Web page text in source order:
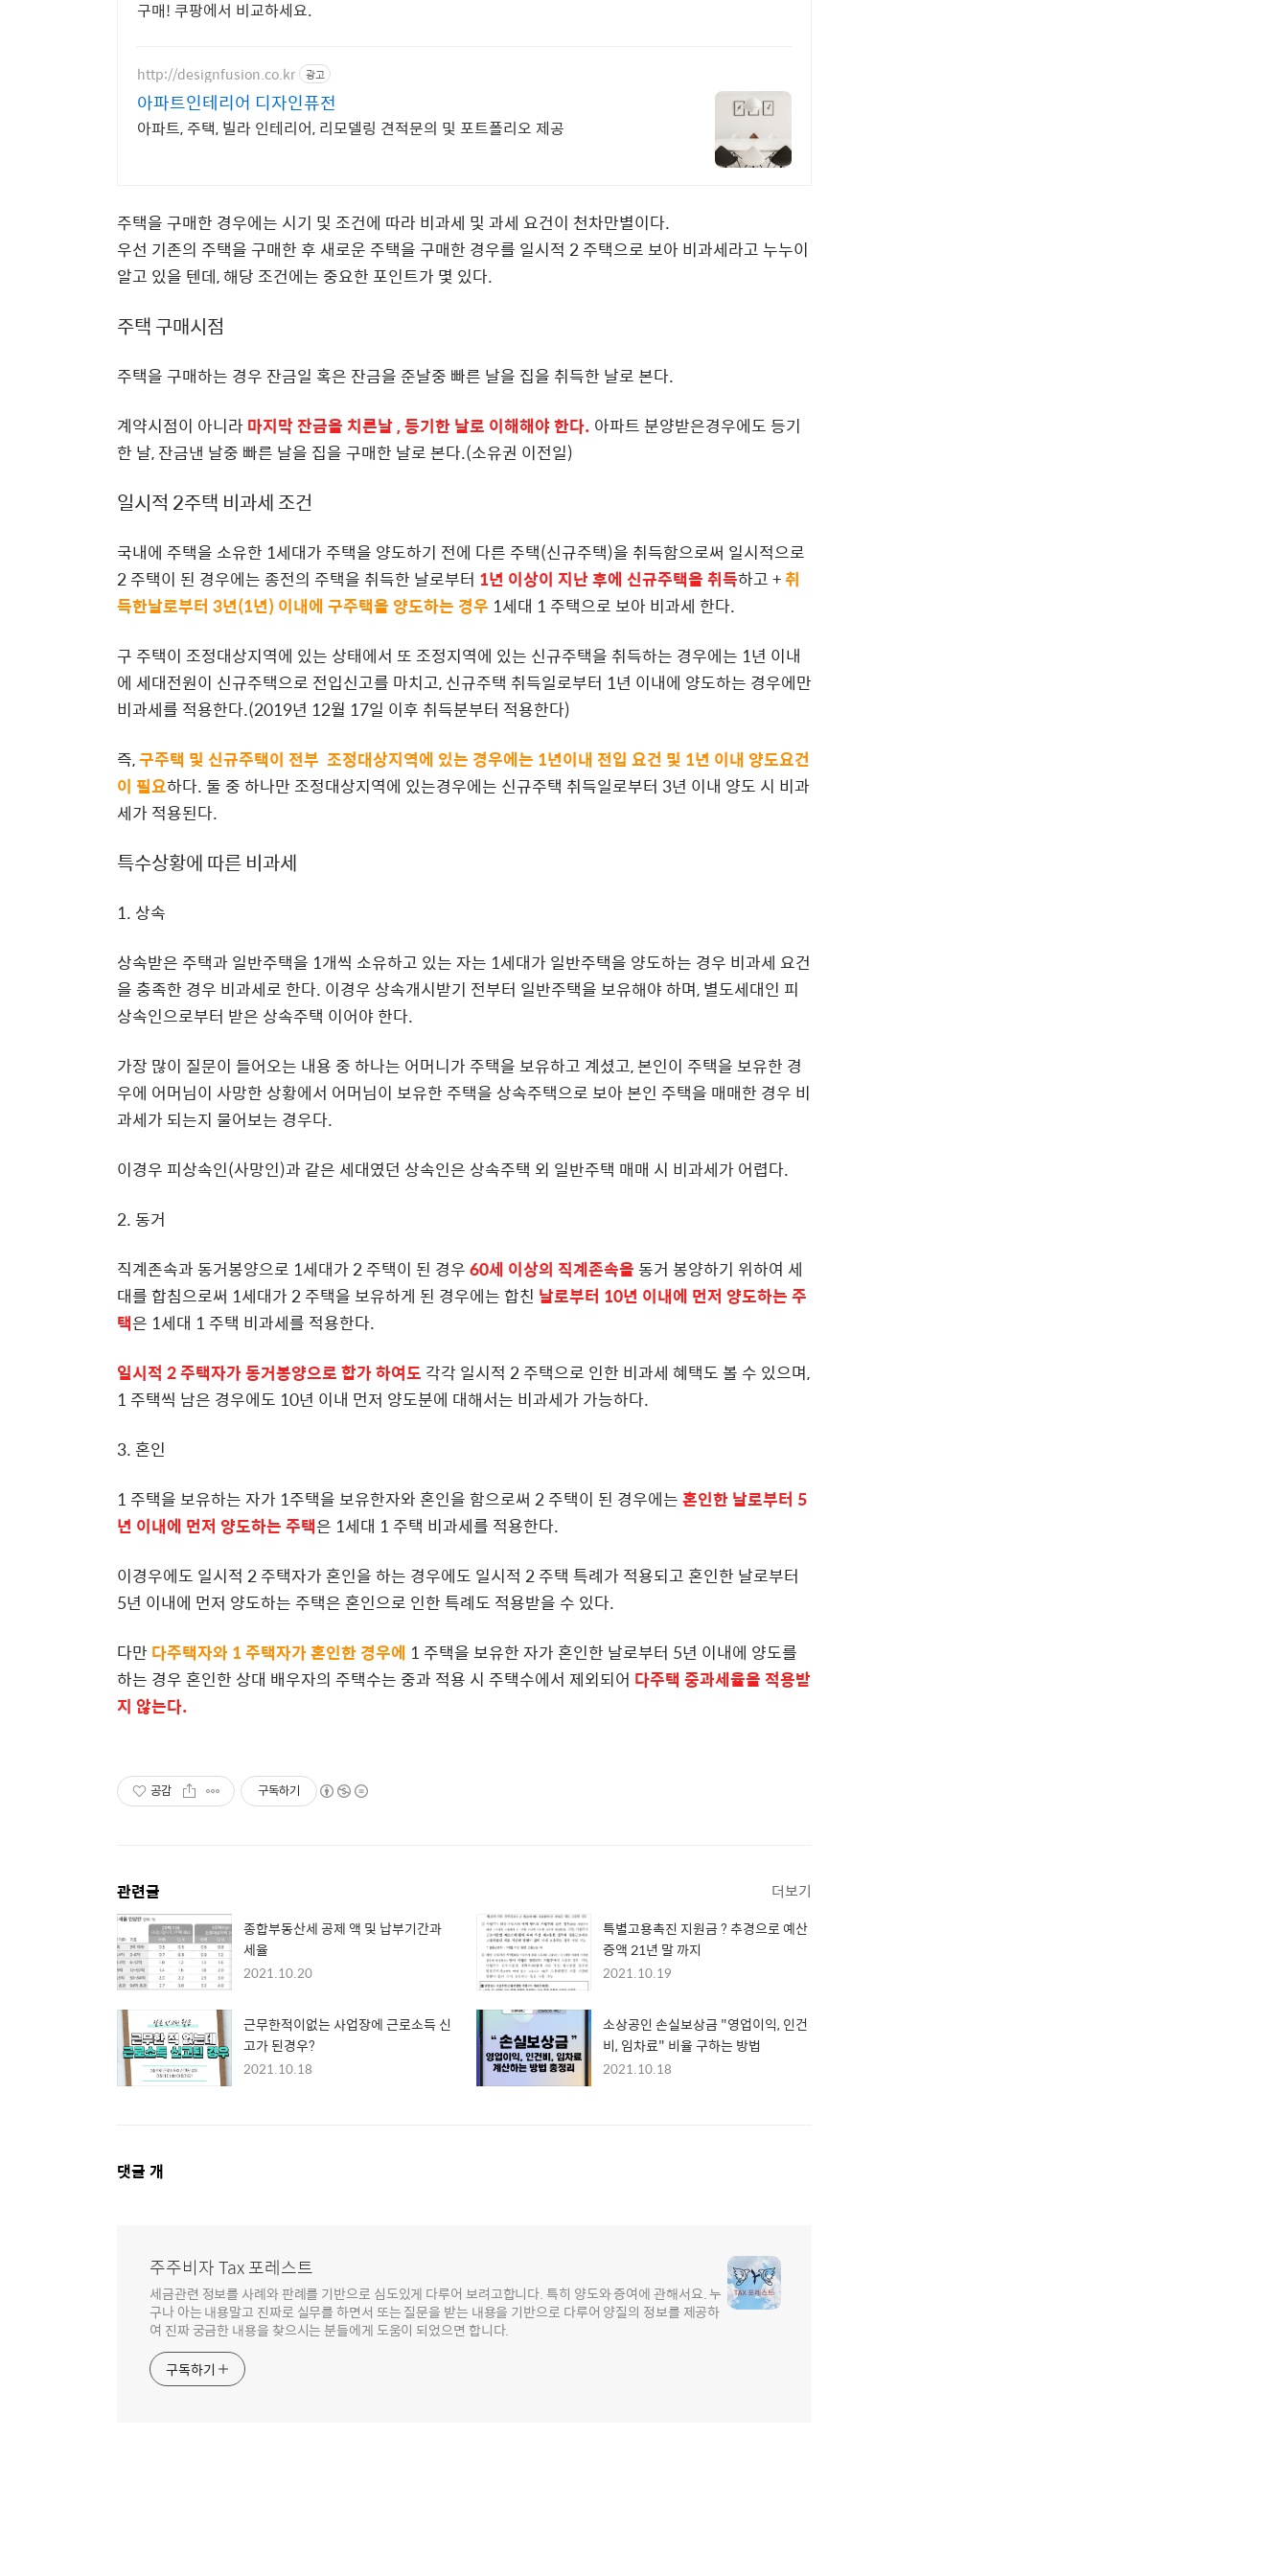
구매! 쿠팡에서 비교하세요.
http://designfusion.co.kr 광고
아파트인테리어 디자인퓨전
아파트, 주택, 빌라 인테리어, 리모델링 견적문의 및 포트폴리오 제공
주택을 구매한 경우에는 시기 및 조건에 따라 비과세 및 과세 요건이 천차만별이다.
우선 기존의 주택을 구매한 후 새로운 주택을 구매한 경우를 일시적 2 주택으로 보아 비과세라고 누누이
알고 있을 텐데, 해당 조건에는 중요한 포인트가 몇 있다.
주택 구매시점
주택을 구매하는 경우 잔금일 혹은 잔금을 준날중 빠른 날을 집을 취득한 날로 본다.
계약시점이 아니라마지막 잔금을 치른날 , 등기한 날로 이해해야 한다. 아파트 분양받은경우에도 등기
한 날, 잔금낸 날중 빠른 날을 집을 구매한 날로 본다.(소유권 이전일)
일시적 2주택 비과세 조건
국내에 주택을 소유한 1세대가 주택을 양도하기 전에 다른 주택(신규주택)을 취득함으로써 일시적으로
2 주택이 된 경우에는 종전의 주택을 취득한 날로부터 1년 이상이 지난 후에 신규주택을 취득하고 +취
득한날로부터 3년(1년) 이내에 구주택을 양도하는 경우 1세대 1 주택으로 보아 비과세 한다.
구 주택이 조정대상지역에 있는 상태에서 또 조정지역에 있는 신규주택을 취득하는 경우에는 1년 이내
에 세대전원이 신규주택으로 전입신고를 마치고, 신규주택 취득일로부터 1년 이내에 양도하는 경우에만
비과세를 적용한다.(2019년 12월 17일 이후 취득분부터 적용한다)
즉,구주택 및 신규주택이 전부 조정대상지역에 있는 경우에는 1년이내 전입 요건 및 1년 이내 양도요건
이 필요하다. 둘 중 하나만 조정대상지역에 있는경우에는 신규주택 취득일로부터 3년 이내 양도 시 비과
세가 적용된다.
특수상황에 따른 비과세
1. 상속
상속받은 주택과 일반주택을 1개씩 소유하고 있는 자는 1세대가 일반주택을 양도하는 경우 비과세 요건
을 충족한 경우 비과세로 한다. 이경우 상속개시받기 전부터 일반주택을 보유해야 하며, 별도세대인 피
상속인으로부터 받은 상속주택 이어야 한다.
가장 많이 질문이 들어오는 내용 중 하나는 어머니가 주택을 보유하고 계셨고, 본인이 주택을 보유한 경
우에 어머님이 사망한 상황에서 어머님이 보유한 주택을 상속주택으로 보아 본인 주택을 매매한 경우 비
과세가 되는지 물어보는 경우다.
이경우 피상속인(사망인)과 같은 세대였던 상속인은 상속주택 외 일반주택 매매 시 비과세가 어렵다.
2. 동거
직계존속과 동거봉양으로 1세대가 2 주택이 된 경우60세 이상의 직계존속을 동거 봉양하기 위하여 세
대를 합침으로써 1세대가 2 주택을 보유하게 된 경우에는 합친 날로부터 10년 이내에 먼저 양도하는 주
택은 1세대 1 주택 비과세를 적용한다.
일시적 2 주택자가 동거봉양으로 합가 하여도 각각 일시적 2 주택으로 인한 비과세 혜택도 볼 수 있으며,
1 주택씩 남은 경우에도 10년 이내 먼저 양도분에 대해서는 비과세가 가능하다.
3. 혼인
1 주택을 보유하는 자가 1주택을 보유한자와 혼인을 함으로써 2 주택이 된 경우에는혼인한 날로부터 5
년 이내에 먼저 양도하는 주택은 1세대 1 주택 비과세를 적용한다.
이경우에도 일시적 2 주택자가 혼인을 하는 경우에도 일시적 2 주택 특례가 적용되고 혼인한 날로부터
5년 이내에 먼저 양도하는 주택은 혼인으로 인한 특례도 적용받을 수 있다.
다만 다주택자와 1 주택자가 혼인한 경우에 1 주택을 보유한 자가 혼인한 날로부터 5년 이내에 양도를
하는 경우 혼인한 상대 배우자의 주택수는 중과 적용 시 주택수에서 제외되어 다주택 중과세율을 적용받
지 않는다.
공감 구독하기
관련글 더보기
종합부동산세 공제 액 및 납부기간과
세율
2021.10.20
특별고용촉진 지원금 ? 추경으로 예산
증액 21년 말 까지
2021.10.19
근무한적이없는 사업장에 근로소득 신
고가 된경우?
2021.10.18
소상공인 손실보상금 "영업이익, 인건
비, 임차료" 비율 구하는 방법
2021.10.18
댓
댓글 개
주주비자 Tax 포레스트
세금관련 정보를 사례와 판례를 기반으로 심도있게 다루어 보려고합니다. 특히 양도와 증여에 관해서요. 누
구나 아는 내용말고 진짜로 실무를 하면서 또는 질문을 받는 내용을 기반으로 다루어 양질의 정보를 제공하
여 진짜 궁금한 내용을 찾으시는 분들에게 도움이 되었으면 합니다.
구독하기